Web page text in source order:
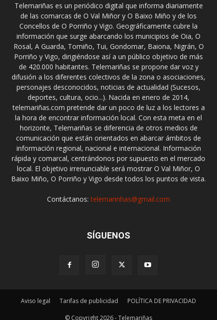
Telemariñas es un periódico digital que informa diariamente
de las comarcas de O Val Miñor y O Baixo Miño y de los
Concellos de O Porriño y Vigo. Geográficamente cubre la
información que surge abarcando los municipios de Oia, O
Rosal, A Guarda, Tomiño, Tui, Gondomar, Baiona, Nigrán, O
Porriño y Vigo, dirigiéndose así a un público objetivo de más
de 420.000 habitantes. Telemariñas se propone dar voz y
difusión a los diferentes colectivos de la zona o asociaciones,
personajes desconocidos, noticias de actualidad (Sucesos,
deportes, cultura, ocio...). Nacida en enero de 2014,
telemariñas.com pretende dar un poco de luz a los lectores a
la hora de encontrar información local. Con esta meta en el
horizonte, Telemariñas se diferencia de otros medios de
comunicación que están orientados en abarcar ámbitos de
información regional, nacional e internacional. Información
rápida y comarcal, centrándonos por supuesto en el mercado
local. El objetivo irrenunciable será mostrar O Val Miñor, O
Baixo Miño, O Porriño y Vigo desde todos los puntos de vista.
Contáctanos:telemarinhas@gmail.com
SÍGUENOS
Aviso legal Tarifas de publicidad POLÍTICA DE PRIVACIDAD
© Copyright 2026 - Telemariñas